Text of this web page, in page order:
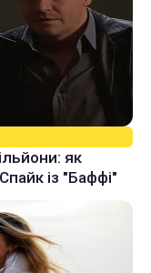
як
із "Баффі"